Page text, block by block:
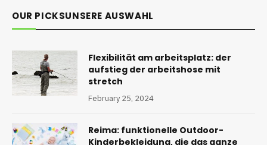
OUR PICKSUNSERE AUSWAHL
Flexibilität am arbeitsplatz: der
aufstieg der arbeitshose mit
stretch
February 25, 2024
Reima: funktionelle Outdoor-
Kinderbekleidung, die das ganze